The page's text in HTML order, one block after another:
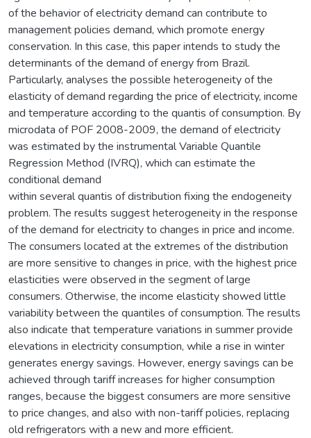
of the behavior of electricity demand can contribute to
management policies demand, which promote energy
conservation. In this case, this paper intends to study the
determinants of the demand of energy from Brazil.
Particularly, analyses the possible heterogeneity of the
elasticity of demand regarding the price of electricity, income
and temperature according to the quantis of consumption. By
microdata of POF 2008-2009, the demand of electricity
was estimated by the instrumental Variable Quantile
Regression Method (IVRQ), which can estimate the
conditional demand
within several quantis of distribution fixing the endogeneity
problem. The results suggest heterogeneity in the response
of the demand for electricity to changes in price and income.
The consumers located at the extremes of the distribution
are more sensitive to changes in price, with the highest price
elasticities were observed in the segment of large
consumers. Otherwise, the income elasticity showed little
variability between the quantiles of consumption. The results
also indicate that temperature variations in summer provide
elevations in electricity consumption, while a rise in winter
generates energy savings. However, energy savings can be
achieved through tariff increases for higher consumption
ranges, because the biggest consumers are more sensitive
to price changes, and also with non-tariff policies, replacing
old refrigerators with a new and more efficient.